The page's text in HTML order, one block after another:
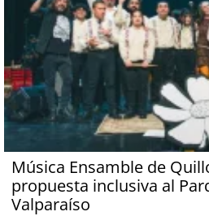
Música Ensamble de
propuesta inclusiva al
Valparaíso